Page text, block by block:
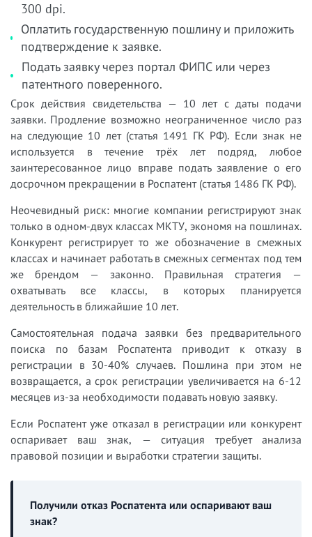
300 dpi.
Оплатить государственную пошлину и приложить
подтверждение к заявке.
Подать заявку через портал ФИПС или через
патентного поверенного.
Срок действия свидетельства — 10 лет с даты подачи
заявки. Продление возможно неограниченное число раз
на следующие 10 лет (статья 1491 ГК РФ). Если знак не
используется в течение трёх лет подряд, любое
заинтересованное лицо вправе подать заявление о его
досрочном прекращении в Роспатент (статья 1486 ГК РФ).
Неочевидный риск: многие компании регистрируют знак
только в одном-двух классах МКТУ, экономя на пошлинах.
Конкурент регистрирует то же обозначение в смежных
классах и начинает работать в смежных сегментах под тем
же брендом — законно. Правильная стратегия —
охватывать все классы, в которых планируется
деятельность в ближайшие 10 лет.
Самостоятельная подача заявки без предварительного
поиска по базам Роспатента приводит к отказу в
регистрации в 30-40% случаев. Пошлина при этом не
возвращается, а срок регистрации увеличивается на 6-12
месяцев из-за необходимости подавать новую заявку.
Если Роспатент уже отказал в регистрации или конкурент
оспаривает ваш знак, — ситуация требует анализа
правовой позиции и выработки стратегии защиты.
Получили отказ Роспатента или оспаривают ваш
знак?